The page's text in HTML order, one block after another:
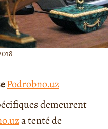
Podrobno.uz
demeurent
a tenté de